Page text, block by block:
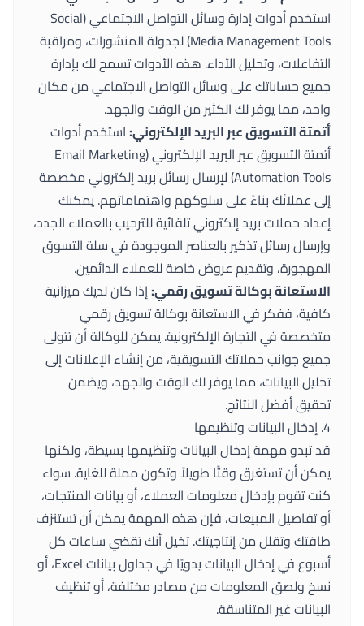
استخدم أدوات إدارة وسائل التواصل الاجتماعي (Social
Media Management Tools) لجدولة المنشورات، ومراقبة
التفاعلات، وتحليل الأداء. هذه الأدوات تسمح لك بإدارة
جميع حساباتك على وسائل التواصل الاجتماعي من مكان
واحد، مما يوفر لك الكثير من الوقت والجهد.
أتمتة التسويق عبر البريد الإلكتروني:استخدم أدوات
أتمتة التسويق عبر البريد الإلكتروني (Email Marketing
Automation Tools) لإرسال رسائل بريد إلكتروني مخصصة
إلى عملائك بناءً على سلوكهم واهتماماتهم. يمكنك
إعداد حملات بريد إلكتروني تلقائية للترحيب بالعملاء الجدد،
وإرسال رسائل تذكير بالعناصر الموجودة في سلة التسوق
المهجورة، وتقديم عروض خاصة للعملاء الدائمين.
الاستعانة بوكالة تسويق رقمي:إذا كان لديك ميزانية
كافية، ففكر في الاستعانة بوكالة تسويق رقمي
متخصصة في التجارة الإلكترونية. يمكن للوكالة أن تتولى
جميع جوانب حملاتك التسويقية، من إنشاء الإعلانات إلى
تحليل البيانات، مما يوفر لك الوقت والجهد، ويضمن
تحقيق أفضل النتائج.
4. إدخال البيانات وتنظيمها
قد تبدو مهمة إدخال البيانات وتنظيمها بسيطة، ولكنها
يمكن أن تستغرق وقتًا طويلاً وتكون مملة للغاية. سواء
كنت تقوم بإدخال معلومات العملاء، أو بيانات المنتجات،
أو تفاصيل المبيعات، فإن هذه المهمة يمكن أن تستنزف
طاقتك وتقلل من إنتاجيتك. تخيل أنك تقضي ساعات كل
أسبوع في إدخال البيانات يدويًا في جداول بيانات Excel، أو
نسخ ولصق المعلومات من مصادر مختلفة، أو تنظيف
البيانات غير المتناسقة.